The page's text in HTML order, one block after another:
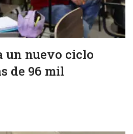
un nuevo ciclo
de 96 mil